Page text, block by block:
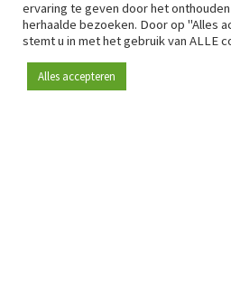
ervaring te geven door het
herhaalde bezoeken. Door op "Alles
stemt u in met het gebruik van ALLE
Alles accepteren